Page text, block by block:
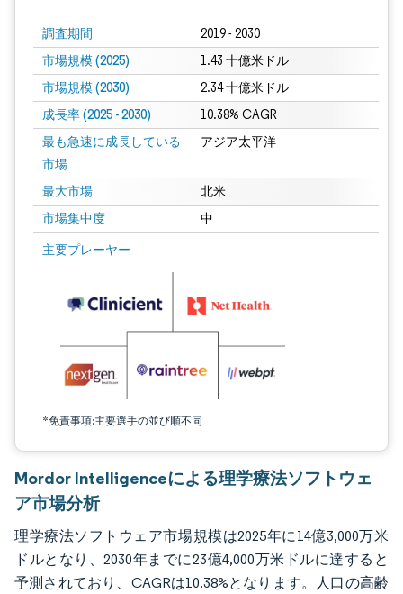
調査期間 2019 - 2030
市場規模 (2025) 1.43 十億米ドル
市場規模 (2030) 2.34 十億米ドル
成長率 (2025 - 2030) 10.38% CAGR
最も急速に成長している
市場
アジア太平洋
最大市場 北米
市場集中度 中
主要プレーヤー
*免責事項:主要選手の並び順不同
画像 © Mordor Intelligence。再利用にはCC BY 4.0の表示が必要です。
Mordor Intelligenceによる理学療法ソフトウェ
ア市場分析
理学療法ソフトウェア市場規模は2025年に14億3,000万米
ドルとなり、2030年までに23億4,000万米ドルに達すると
予測されており、CAGRは10.38%となります。人口の高齢